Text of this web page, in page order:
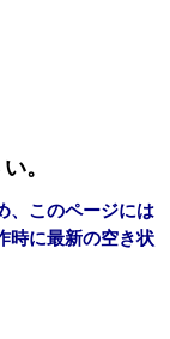
。
、このページには
時に最新の空き状